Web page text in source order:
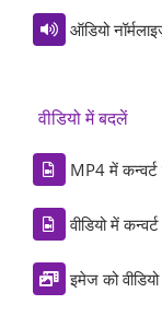
ऑडियो
वीडियो में बदलें
MP4 में
वीडियो में
इमेज को